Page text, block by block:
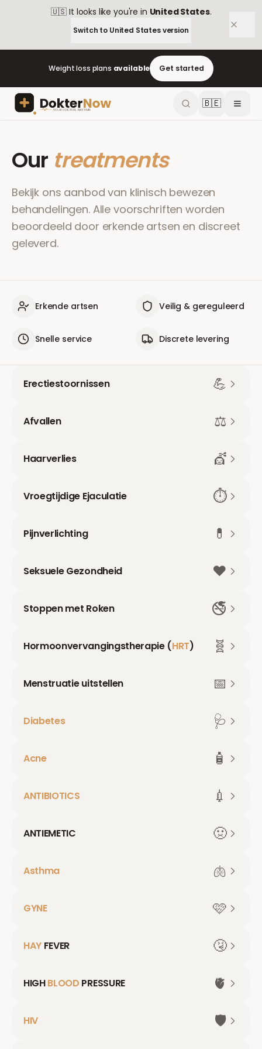
🇺🇸 It looks like you're in United States.
Switch to United Statesversion
Weight loss plans available Get started
🇧🇪
Our treatments
Bekijk ons aanbod van klinisch bewezen
behandelingen. Alle voorschriften worden
beoordeeld door erkende artsen en discreet
geleverd.
Erkende artsen Veilig & gereguleerd
Snelle service Discrete levering
Erectiestoornissen 💪
Afvallen ⚖️
Haarverlies 💇
Vroegtijdige Ejaculatie ⏱️
Pijnverlichting 💊
Seksuele Gezondheid ❤️
Stoppen met Roken 🚭
Hormoonvervangingstherapie (HRT) 🧬
Menstruatie uitstellen 📅
Diabetes 🩺
Acne 🧴
ANTIBIOTICS 💉
ANTIEMETIC 🤢
Asthma 🫁
GYNE 🩷
HAY FEVER 🤧
HIGHBLOOD PRESSURE 🫀
HIV
🛡️